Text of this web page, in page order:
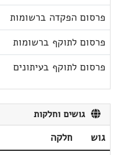
פרסום הפקדה ברשומות
פרסום לתוקף ברשומות
פרסום לתוקף בעיתונים
גושים וחלקות
גוש
חלקה